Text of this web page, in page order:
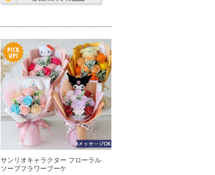
サンリオキャラクター フローラル
ソープフラワーブーケ